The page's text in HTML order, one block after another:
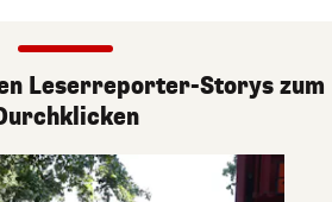
Leserreporter-Storys zum